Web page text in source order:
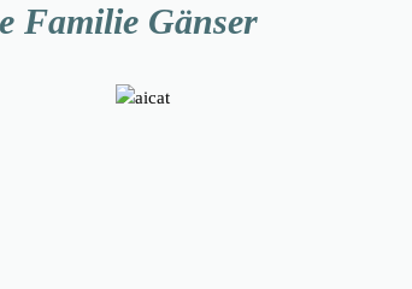
Familie Gänser